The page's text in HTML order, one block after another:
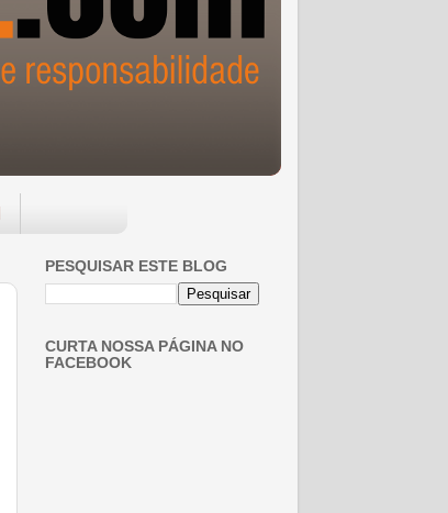
PESQUISAR ESTE BLOG
CURTA NOSSA PÁGINA NO
FACEBOOK